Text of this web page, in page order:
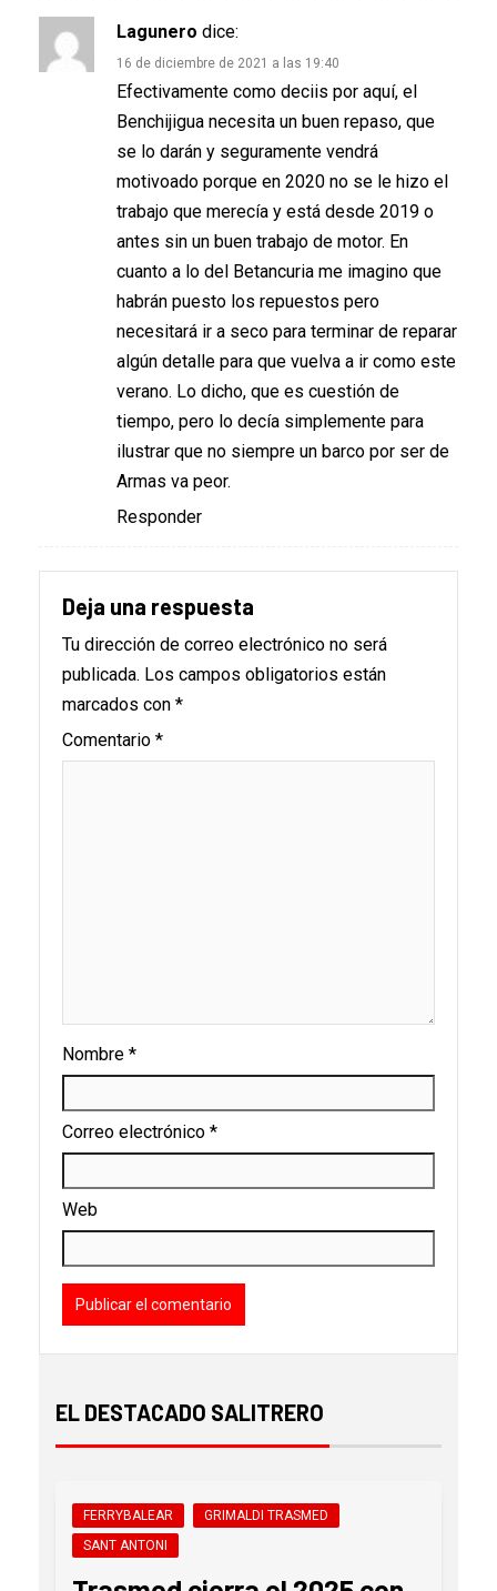
Lagunero dice:
16 de diciembre de 2021 a las 19:40
Efectivamente como deciis por aquí, el
Benchijigua necesita un buen repaso, que
se lo darán y seguramente vendrá
motivoado porque en 2020 no se le hizo el
trabajo que merecía y está desde 2019 o
antes sin un buen trabajo de motor. En
cuanto a lo del Betancuria me imagino que
habrán puesto los repuestos pero
necesitará ir a seco para terminar de reparar
algún detalle para que vuelva a ir como este
verano. Lo dicho, que es cuestión de
tiempo, pero lo decía simplemente para
ilustrar que no siempre un barco por ser de
Armas va peor.
Responder
Deja una respuesta
Tu dirección de correo electrónico no será
publicada. Los campos obligatorios están
marcados con *
Comentario *
Nombre *
Correo electrónico *
Web
EL DESTACADO SALITRERO
FERRYBALEAR
GRIMALDI TRASMED
SANT ANTONI